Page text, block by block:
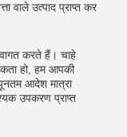
वाले उत्पाद प्राप्त कर
करते हैं। चाहे
हो, हम आपकी
आदेश मात्रा
उपकरण प्राप्त